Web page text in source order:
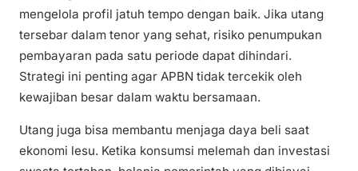
mengelola profil jatuh tempo dengan baik. Jika utang
tersebar dalam tenor yang sehat, risiko penumpukan
pembayaran pada satu periode dapat dihindari.
Strategi ini penting agar APBN tidak tercekik oleh
kewajiban besar dalam waktu bersamaan.
Utang juga bisa membantu menjaga daya beli saat
ekonomi lesu. Ketika konsumsi melemah dan investasi